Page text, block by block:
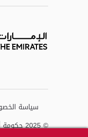
برعاية
سياسة
© 2025 حكومة أبوظبي جميع الحقوق محفوظة.